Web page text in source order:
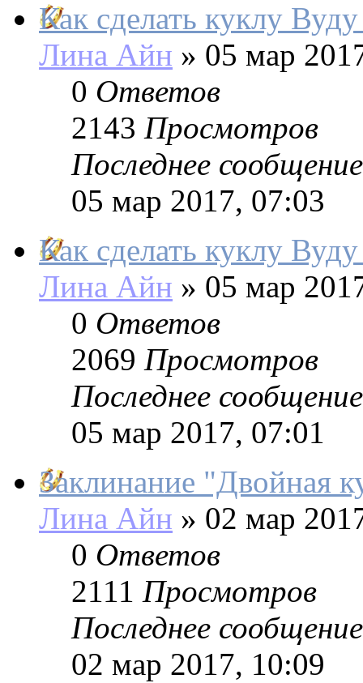
Как сделать куклу
Лина Айн » 05 мар
0 Ответов
2143 Просмотров
Последнее сообщение
05 мар 2017, 07:03
Как сделать куклу
Лина Айн » 05 мар
0 Ответов
2069 Просмотров
Последнее сообщение
05 мар 2017, 07:01
Заклинание "Двойная
Лина Айн » 02 мар
0 Ответов
2111 Просмотров
Последнее сообщение
02 мар 2017, 10:09